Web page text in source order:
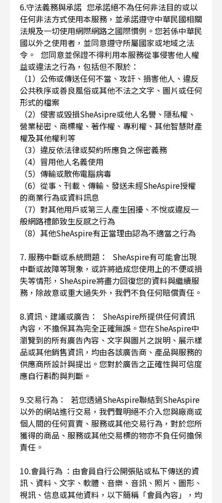
6.守法義務與承諾 您承諾絕不為任何非法目的或以
任何非法方式使用本服務，並承諾遵守中華民國相關
法規及一切使用網際網路之國際慣例。您若係中華民
國以外之使用者，並同意遵守所屬國家或地域之法
令。 您同意並保證不得利用本服務從事侵害他人權
益或違法之行為，包括但不限於：
（1）公佈或傳送任何不當、攻訐、損害他人、違反
公共秩序或善良風俗或其他不法之文字、圖片或任何
形式的檔案
（2）侵害或毀損SheAsipre或他人名譽、隱私權、
營業秘密、商標權、著作權、專利權、其他智慧財產
權及其他權利等
（3）違反依法律或契約所應負之保密義務
（4）冒用他人名義使用
（5）傳輸或散佈電腦病毒
（6）從事、刊載、傳輸、發送未經SheAspire授權
的商業行為或資料訊息
（7）對其他用戶或第三人產生困擾、不悅或違反一
般網路禮節致生反感之行為
（8）其他SheAspire有正當理由認為不適當之行為
7. 服務中斷或系統問題： SheAspire有可能會出現
中斷或故障等現象，或許將造成您使用上的不便或損
失等情形，SheAspire將盡力回復您的資料與繼續服
務，除故意或重大過失外，我們不負任何賠償責任。
8.資訊、建議或廣告： SheAspire所提供任何資訊
內容，不擔保其為完全正確無誤。您在SheAspire中
瀏覽到的所有廣告內容、文字與圖片之說明、展示樣
品或其他銷售資訊，均由各該廣告商、產品與服務的
供應商所設計與提出。您對於廣告之正確性與可信度
應自行斟酌與判斷。
9.交易行為： 若您透過SheAspire聯結到SheAspire
以外的網站進行交易，我們聲明絕不介入您與廠商或
個人間的任何買賣、服務或其他交易行為，對於您所
獲得的商品、服務或其他交易標的物亦不負任何擔保
責任。
10.會員行為 ：由會員自行公開張貼或私下傳送的資
訊、資料、文字、軟體、音樂、音訊、照片、圖形、
視訊、信息或其他資料，以下簡稱「會員內容」，均